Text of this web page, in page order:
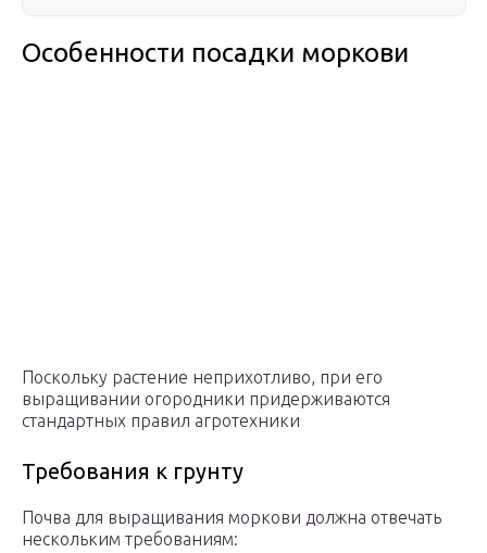
Особенности посадки моркови
Поскольку растение неприхотливо, при его
выращивании огородники придерживаются
стандартных правил агротехники
Требования к грунту
Почва для выращивания моркови должна отвечать
нескольким требованиям: